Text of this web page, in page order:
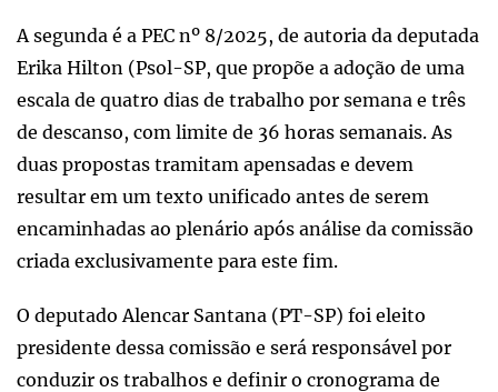
A segunda é a PEC nº 8/2025, de autoria da deputada
Erika Hilton (Psol-SP, que propõe a adoção de uma
escala de quatro dias de trabalho por semana e três
de descanso, com limite de 36 horas semanais. As
duas propostas tramitam apensadas e devem
resultar em um texto unificado antes de serem
encaminhadas ao plenário após análise da comissão
criada exclusivamente para este fim.
O deputado Alencar Santana (PT-SP) foi eleito
presidente dessa comissão e será responsável por
conduzir os trabalhos e definir o cronograma de